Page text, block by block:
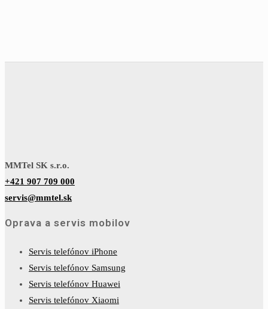
MMTel SK s.r.o.
+421 907 709 000
servis@mmtel.sk
Oprava a servis mobilov
Servis telefónov iPhone
Servis telefónov Samsung
Servis telefónov Huawei
Servis telefónov Xiaomi